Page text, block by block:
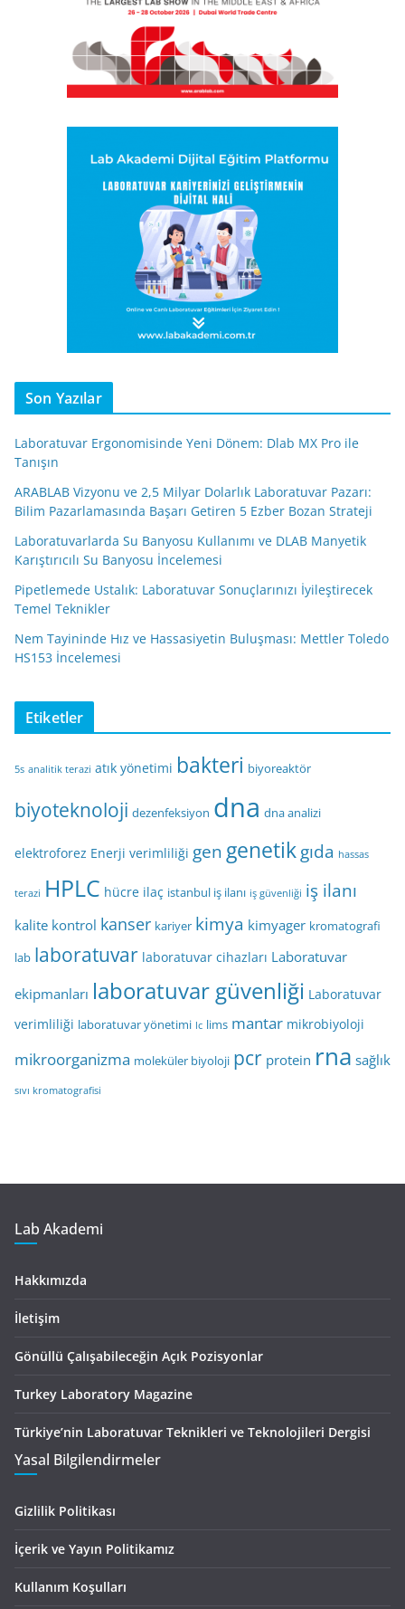
Son Yazılar
Laboratuvar Ergonomisinde Yeni Dönem: Dlab MX Pro ile
Tanışın
ARABLAB Vizyonu ve 2,5 Milyar Dolarlık Laboratuvar Pazarı:
Bilim Pazarlamasında Başarı Getiren 5 Ezber Bozan Strateji
Laboratuvarlarda Su Banyosu Kullanımı ve DLAB Manyetik
Karıştırıcılı Su Banyosu İncelemesi
Pipetlemede Ustalık: Laboratuvar Sonuçlarınızı İyileştirecek
Temel Teknikler
Nem Tayininde Hız ve Hassasiyetin Buluşması: Mettler Toledo
HS153 İncelemesi
Etiketler
5s analitik terazi atık yönetimi bakteri biyoreaktör
biyoteknoloji dezenfeksiyon dna dna analizi
elektroforez Enerji verimliliği gen genetikgıda hassas
terazi HPLC hücre ilaç istanbul iş ilanı iş güvenliği iş ilanı
kalite kontrol kanser kariyer kimya kimyager kromatografi
lab laboratuvar laboratuvar cihazları Laboratuvar
ekipmanları laboratuvar güvenliği Laboratuvar
verimliliği laboratuvar yönetimi lc lims mantar mikrobiyoloji
mikroorganizma moleküler biyoloji pcr protein rna sağlık
sıvı kromatografisi
Lab Akademi
Hakkımızda
İletişim
Gönüllü Çalışabileceğin Açık Pozisyonlar
Turkey Laboratory Magazine
Türkiye’nin Laboratuvar Teknikleri ve Teknolojileri Dergisi
Yasal Bilgilendirmeler
Gizlilik Politikası
İçerik ve Yayın Politikamız
Kullanım Koşulları